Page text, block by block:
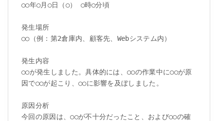
○○年○月○日（○） ○時○分頃
発生場所
○○（例：第2倉庫内、顧客先、Webシステム内）
発生内容
○○が発生しました。具体的には、○○の作業中に○○が原
因で○○が起こり、○○に影響を及ぼしました。
原因分析
今回の原因は、○○が不十分だったこと、および○○の確